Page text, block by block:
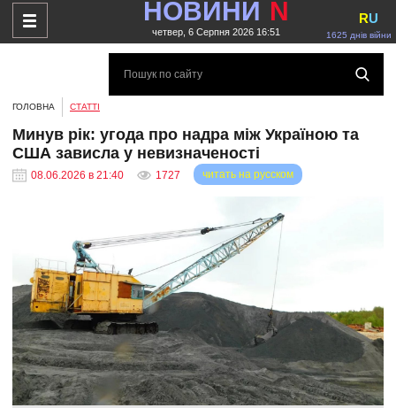
НОВИНИ N
четвер, 6 Серпня 2026 16:51 1625 днів війни
RU
ГОЛОВНА СТАТТІ
Минув рік: угода про надра між Україною та
США зависла у невизначеності
08.06.2026 в 21:40 1727 читать на русском